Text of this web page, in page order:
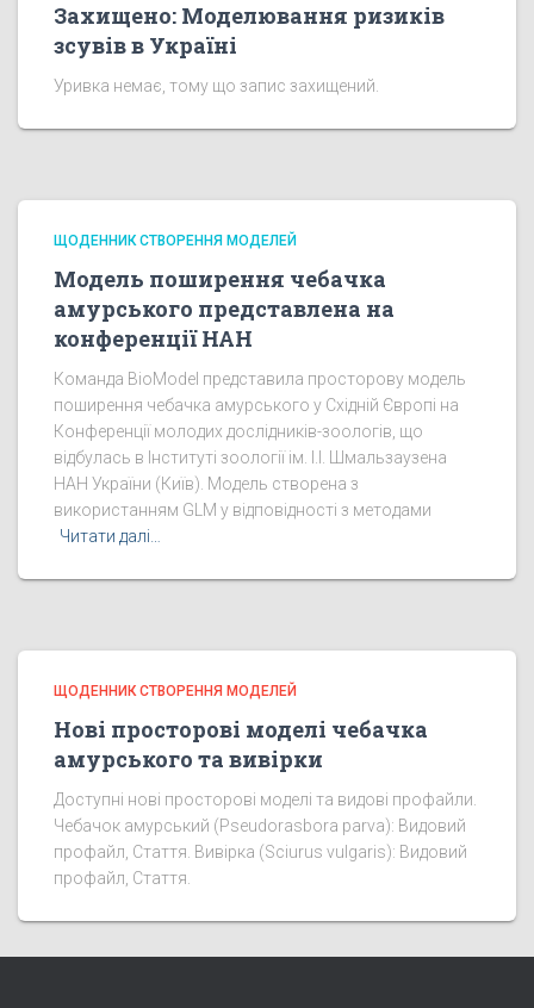
Захищено: Моделювання ризиків
зсувів в Україні
Уривка немає, тому що запис захищений.
ЩОДЕННИК СТВОРЕННЯ МОДЕЛЕЙ
Модель поширення чебачка
амурського представлена на
конференції НАН
Команда BioModel представила просторову модель
поширення чебачка амурського у Східній Європі на
Конференції молодих дослідників-зоологів, що
відбулась в Інституті зоології ім. І.І. Шмальзаузена
НАН України (Київ). Модель створена з
використанням GLM у відповідності з методами
Читати далі…
ЩОДЕННИК СТВОРЕННЯ МОДЕЛЕЙ
Нові просторові моделі чебачка
амурського та вивірки
Доступні нові просторові моделі та видові профайли.
Чебачок амурський (Pseudorasbora parva): Видовий
профайл, Стаття. Вивірка (Sciurus vulgaris): Видовий
профайл, Стаття.